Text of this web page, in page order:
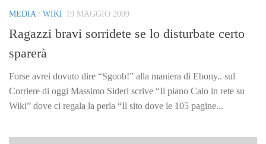
MEDIA/ WIKI 19 MAGGIO 2009
Ragazzi bravi sorridete se lo disturbate certo
sparerà
Forse avrei dovuto dire “Sgoob!” alla maniera di Ebony.. sul
Corriere di oggi Massimo Sideri scrive “Il piano Caio in rete su
Wiki” dove ci regala la perla “Il sito dove le 105 pagine...